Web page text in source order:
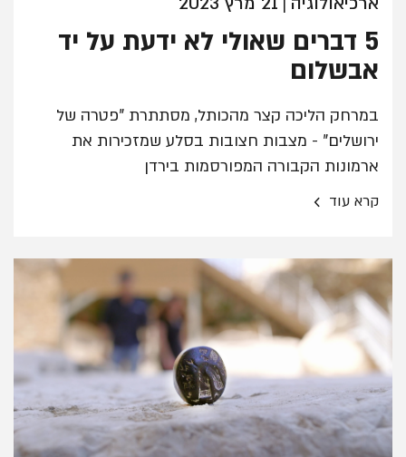
5 דברים שאולי לא ידעת על יד
אבשלום
במרחק הליכה קצר מהכותל, מסתתרת "פטרה של
ירושלים" - מצבות חצובות בסלע שמזכירות את
ארמונות הקבורה המפורסמות בירדן
קרא עוד ›